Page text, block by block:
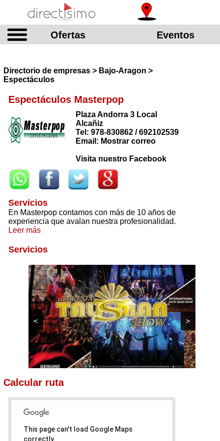
Ofertas Eventos
Directorio de empresas > Bajo-Aragon >
Espectáculos
Espectáculos Masterpop
Plaza Andorra 3 Local
Alcañiz
Tel: 978-830862 / 692102539
Email: Mostrar correo
Visita nuestro Facebook
Servicios
En Masterpop contamos con más de 10 años de
experiencia que avalan nuestra profesionalidad.
Leer más
Servicios
< >
Calcular ruta
This page can't load Google Maps
correctly.